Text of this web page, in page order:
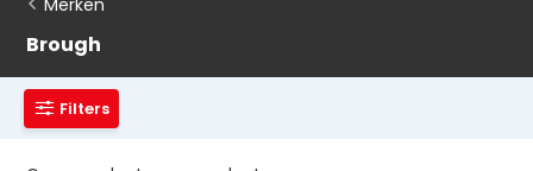
Merken
Brough
Filters